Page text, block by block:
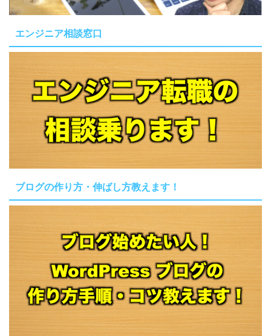
エンジニア相談窓口
ブログの作り方・伸ばし方教えます！